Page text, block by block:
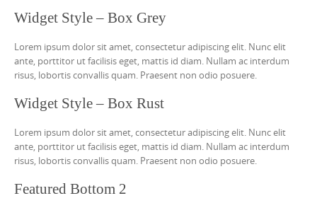
Widget Style – Box Grey
Lorem ipsum dolor sit amet, consectetur adipiscing elit. Nunc elit
ante, porttitor ut facilisis eget, mattis id diam. Nullam ac interdum
risus, lobortis convallis quam. Praesent non odio posuere.
Widget Style – Box Rust
Lorem ipsum dolor sit amet, consectetur adipiscing elit. Nunc elit
ante, porttitor ut facilisis eget, mattis id diam. Nullam ac interdum
risus, lobortis convallis quam. Praesent non odio posuere.
Featured Bottom 2